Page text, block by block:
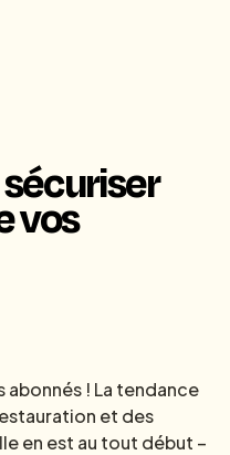
vos
! La tendance
et des
en est au tout début –